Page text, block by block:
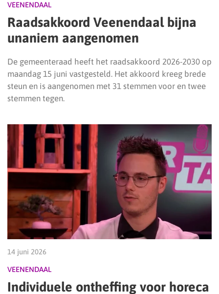
VEENENDAAL
Raadsakkoord Veenendaal bijna
unaniem aangenomen
De gemeenteraad heeft het raadsakkoord 2026-2030 op
maandag 15 juni vastgesteld. Het akkoord kreeg brede
steun en is aangenomen met 31 stemmen voor en twee
stemmen tegen.
14 juni 2026
VEENENDAAL
Individuele ontheffing voor horeca